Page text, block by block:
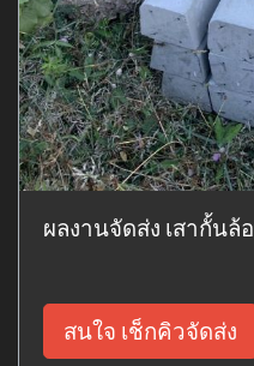
ผลงานจัดส่ง เสากั้นล้อ
สนใจ เช็กคิวจัดส่ง